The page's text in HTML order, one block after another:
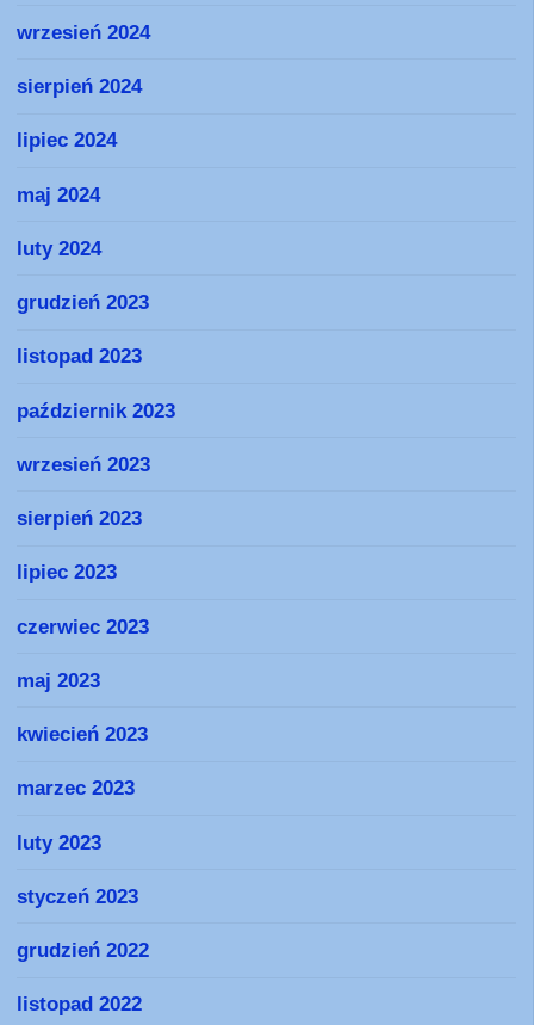
wrzesień 2024
sierpień 2024
lipiec 2024
maj 2024
luty 2024
grudzień 2023
listopad 2023
październik 2023
wrzesień 2023
sierpień 2023
lipiec 2023
czerwiec 2023
maj 2023
kwiecień 2023
marzec 2023
luty 2023
styczeń 2023
grudzień 2022
listopad 2022